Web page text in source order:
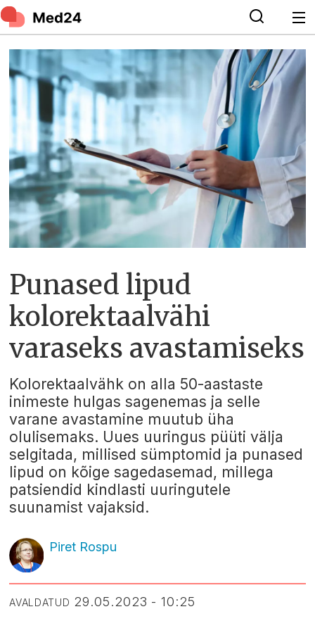
Punased lipud
kolorektaalvähi
varaseks avastamiseks
Kolorektaalvähk on alla 50-aastaste
inimeste hulgas sagenemas ja selle
varane avastamine muutub üha
olulisemaks. Uues uuringus püüti välja
selgitada, millised sümptomid ja punased
lipud on kõige sagedasemad, millega
patsiendid kindlasti uuringutele
suunamist vajaksid.
Piret Rospu
AVALDATUD 29.05.2023 - 10:25